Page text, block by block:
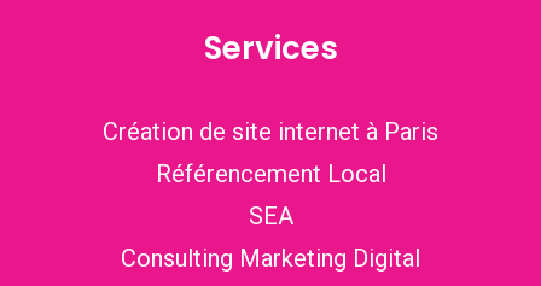
Services
Création de site internet à Paris
Référencement Local
SEA
Consulting Marketing Digital